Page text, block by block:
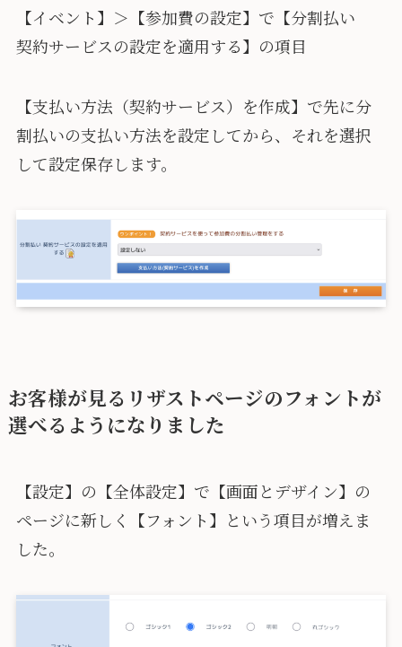
【イベント】＞【参加費の設定】で【分割払い
契約サービスの設定を適用する】の項目
【支払い方法（契約サービス）を作成】で先に分
割払いの支払い方法を設定してから、それを選択
して設定保存します。
お客様が見るリザストページのフォントが
選べるようになりました
【設定】の【全体設定】で【画面とデザイン】の
ページに新しく【フォント】という項目が増えま
した。